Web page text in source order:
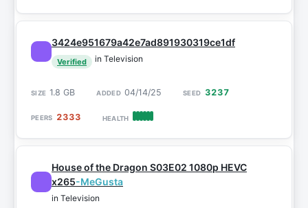
3424e951679a42e7ad891930319ce1df
Verified in Television
1.8 GB 04/14/25 3237
2333
House of the Dragon S03E02 1080p HEVC
x265-MeGusta
in Television